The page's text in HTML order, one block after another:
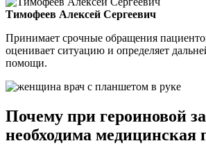
Тимофеев Алексей Сергеевич
Принимает срочные обращения
оценивает ситуацию и определяет
помощи.
Почему при героиновой
необходима медицинская